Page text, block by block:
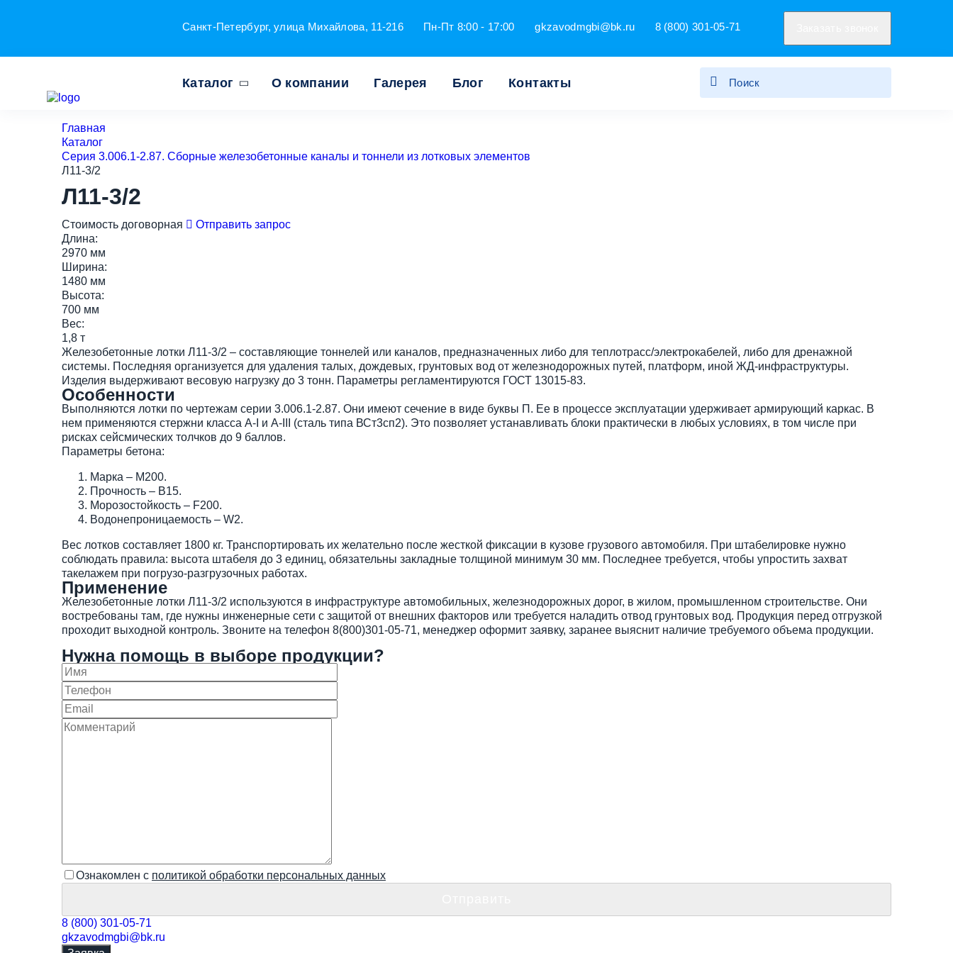
Санкт-Петербург, улица Михайлова, 11-216 Пн-Пт 8:00 - 17:00 gkzavodmgbi@bk.ru 8 (800) 301-05-71
Каталог О компании Галерея Блог Контакты
Главная
Каталог
Серия 3.006.1-2.87. Сборные железобетонные каналы и тоннели из лотковых элементов
Л11-3/2
Л11-3/2
Стоимость договорная
Отправить запрос
Длина:
2970 мм
Ширина:
1480 мм
Высота:
700 мм
Вес:
1,8 т
Железобетонные лотки Л11-3/2 – составляющие тоннелей или каналов, предназначенных либо для теплотрасс/электрокабелей, либо для дренажной
системы. Последняя организуется для удаления талых, дождевых, грунтовых вод от железнодорожных путей, платформ, иной ЖД-инфраструктуры.
Изделия выдерживают весовую нагрузку до 3 тонн. Параметры регламентируются ГОСТ 13015-83.
Особенности
Выполняются лотки по чертежам серии 3.006.1-2.87. Они имеют сечение в виде буквы П. Ее в процессе эксплуатации удерживает армирующий каркас. В
нем применяются стержни класса А-I и А-III (сталь типа ВСт3сп2). Это позволяет устанавливать блоки практически в любых условиях, в том числе при
рисках сейсмических толчков до 9 баллов.
Параметры бетона:
Марка – М200.
Прочность – В15.
Морозостойкость – F200.
Водонепроницаемость – W2.
Вес лотков составляет 1800 кг. Транспортировать их желательно после жесткой фиксации в кузове грузового автомобиля. При штабелировке нужно
соблюдать правила: высота штабеля до 3 единиц, обязательны закладные толщиной минимум 30 мм. Последнее требуется, чтобы упростить захват
такелажем при погрузо-разгрузочных работах.
Применение
Железобетонные лотки Л11-3/2 используются в инфраструктуре автомобильных, железнодорожных дорог, в жилом, промышленном строительстве. Они
востребованы там, где нужны инженерные сети с защитой от внешних факторов или требуется наладить отвод грунтовых вод. Продукция перед отгрузкой
проходит выходной контроль. Звоните на телефон 8(800)301-05-71, менеджер оформит заявку, заранее выяснит наличие требуемого объема продукции.
Нужна помощь в выборе продукции?
Ознакомлен с политикой обработки персональных данных
8 (800) 301-05-71
gkzavodmgbi@bk.ru